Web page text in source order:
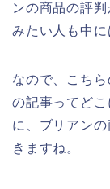
ンの商品の評
みたい人も中に
なので、こち
の記事ってど
に、ブリアン
きますね。